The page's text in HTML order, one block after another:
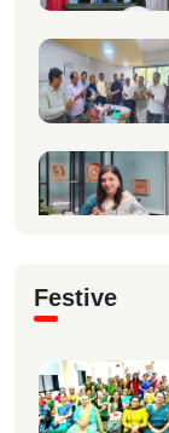
Festive